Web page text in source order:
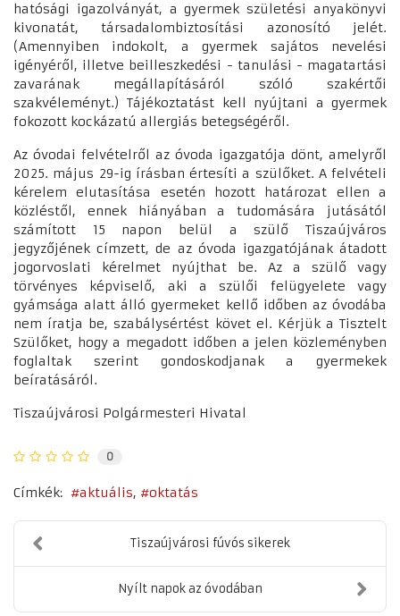
hatósági igazolványát, a gyermek születési anyakönyvi
kivonatát, társadalombiztosítási azonosító jelét.
(Amennyiben indokolt, a gyermek sajátos nevelési
igényéről, illetve beilleszkedési - tanulási - magatartási
zavarának megállapításáról szóló szakértői
szakvéleményt.) Tájékoztatást kell nyújtani a gyermek
fokozott kockázatú allergiás betegségéről.
Az óvodai felvételről az óvoda igazgatója dönt, amelyről
2025. május 29-ig írásban értesíti a szülőket. A felvételi
kérelem elutasítása esetén hozott határozat ellen a
közléstől, ennek hiányában a tudomására jutásától
számított 15 napon belül a szülő Tiszaújváros
jegyzőjének címzett, de az óvoda igazgatójának átadott
jogorvoslati kérelmet nyújthat be. Az a szülő vagy
törvényes képviselő, aki a szülői felügyelete vagy
gyámsága alatt álló gyermeket kellő időben az óvodába
nem íratja be, szabálysértést követ el. Kérjük a Tisztelt
Szülőket, hogy a megadott időben a jelen közleményben
foglaltak szerint gondoskodjanak a gyermekek
beíratásáról.
Tiszaújvárosi Polgármesteri Hivatal
0
Címkék: aktuális oktatás
Tiszaújvárosi fúvós sikerek
Nyílt napok az óvodában